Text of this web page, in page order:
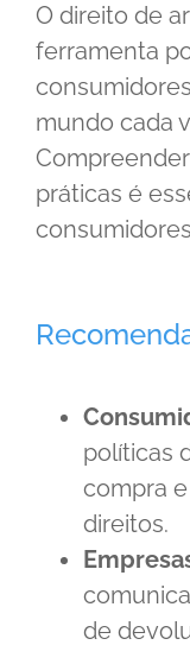
O direito de
ferramenta
mundo cada
práticas é
políticas
compra
direitos.
de